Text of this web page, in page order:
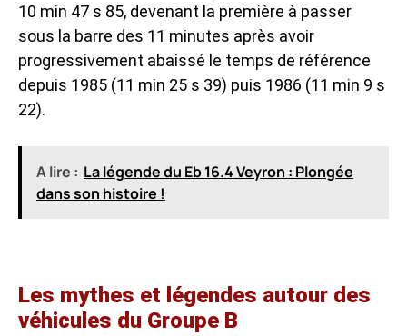
10 min 47 s 85, devenant la première à passer
sous la barre des 11 minutes après avoir
progressivement abaissé le temps de référence
depuis 1985 (11 min 25 s 39) puis 1986 (11 min 9 s
22).
A lire : La légende du Eb 16.4 Veyron : Plongée
dans son histoire !
Les mythes et légendes autour des
véhicules du Groupe B